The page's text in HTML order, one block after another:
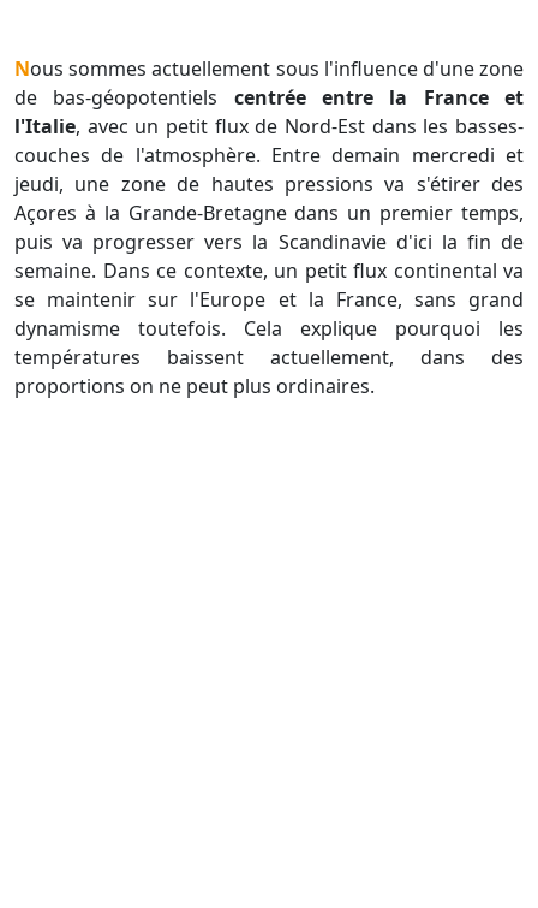
Nous sommes actuellement sous l'influence d'une zone
de bas-géopotentiels centrée entre la France et
l'Italie, avec un petit flux de Nord-Est dans les basses-
couches de l'atmosphère. Entre demain mercredi et
jeudi, une zone de hautes pressions va s'étirer des
Açores à la Grande-Bretagne dans un premier temps,
puis va progresser vers la Scandinavie d'ici la fin de
semaine. Dans ce contexte, un petit flux continental va
se maintenir sur l'Europe et la France, sans grand
dynamisme toutefois. Cela explique pourquoi les
températures baissent actuellement, dans des
proportions on ne peut plus ordinaires.